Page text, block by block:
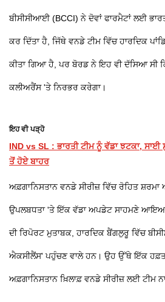
ਬੀਸੀਸੀਆਈ (BCCI) ਨੇ ਦੋਵਾਂ ਫਾਰਮੈਟਾਂ ਲਈ
ਕਰ ਦਿੱਤਾ ਹੈ, ਜਿੱਥੇ ਵਨਡੇ ਟੀਮ ਵਿੱਚ ਹਾਰਦਿਕ
ਕੀਤਾ ਗਿਆ ਹੈ, ਪਰ ਬੋਰਡ ਨੇ ਇਹ ਵੀ ਦੱਸਿਆ ਸੀ
ਕਲੀਅਰੈਂਸ 'ਤੇ ਨਿਰਭਰ ਕਰੇਗਾ।
ਇਹ ਵੀ ਪੜ੍ਹੋ
IND vs SL : ਭਾਰਤੀ ਟੀਮ ਨੂੰ ਵੱਡਾ ਝਟਕਾ,
ਤੋਂ ਹੋਏ ਬਾਹਰ
ਅਫ਼ਗਾਨਿਸਤਾਨ ਵਨਡੇ ਸੀਰੀਜ਼ ਵਿੱਚ ਰੋਹਿਤ ਸ਼ਰਮਾ
ਉਪਲਬਧਤਾ 'ਤੇ ਇੱਕ ਵੱਡਾ ਅਪਡੇਟ ਸਾਹਮਣੇ
ਦੀ ਰਿਪੋਰਟ ਮੁਤਾਬਕ, ਹਾਰਦਿਕ ਬੈਂਗਲੁਰੂ ਵਿੱਚ
ਐਕਸੀਲੈਂਸ' ਪਹੁੰਚਣ ਵਾਲੇ ਹਨ। ਉਹ ਉੱਥੇ ਇੱਕ
ਅਫ਼ਗਾਨਿਸਤਾਨ ਖ਼ਿਲਾਫ਼ ਵਨਡੇ ਸੀਰੀਜ਼ ਲਈ ਟੀਮ